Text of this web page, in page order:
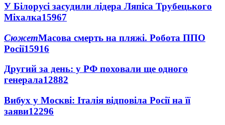
У Білорусі засудили лідера Ляпіса Трубецького
Міхалка15967
СюжетМасова смерть на пляжі. Робота ППО
Росії15916
Другий за день: у РФ поховали ще одного
генерала12882
Вибух у Москві: Італія відповіла Росії на її
заяви12296